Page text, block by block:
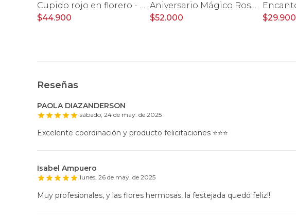
Cupido rojo en florero - rosas, mini rosas, hypericum, globo te amo y pizarra
$44.900
Aniversario Mágico Rosas Rojo - Arreglo floral con globo Te amo, pizarra, aves del paraíso, rosas y gerberas rojo
$52.000
$29.900
Reseñas
PAOLA DIAZANDERSON
sábado, 24 de may. de 2025
Excelente coordinación y producto felicitaciones ⭐️⭐️⭐️
Isabel Ampuero
lunes, 26 de may. de 2025
Muy profesionales, y las flores hermosas, la festejada quedó feliz!!